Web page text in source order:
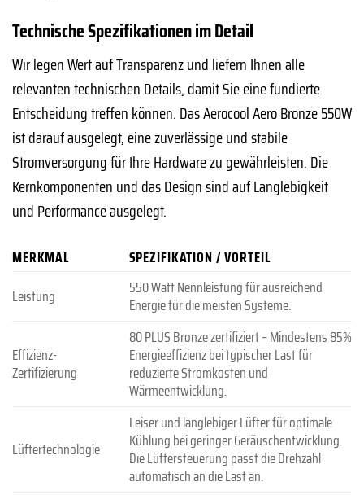
Technische Spezifikationen im Detail
Wir legen Wert auf Transparenz und liefern Ihnen alle
relevanten technischen Details, damit Sie eine fundierte
Entscheidung treffen können. Das Aerocool Aero Bronze 550W
ist darauf ausgelegt, eine zuverlässige und stabile
Stromversorgung für Ihre Hardware zu gewährleisten. Die
Kernkomponenten und das Design sind auf Langlebigkeit
und Performance ausgelegt.
MERKMAL
SPEZIFIKATION / VORTEIL
Leistung
550 Watt Nennleistung für ausreichend
Energie für die meisten Systeme.
Effizienz-
Zertifizierung
80 PLUS Bronze zertifiziert – Mindestens 85%
Energieeffizienz bei typischer Last für
reduzierte Stromkosten und
Wärmeentwicklung.
Lüftertechnologie
Leiser und langlebiger Lüfter für optimale
Kühlung bei geringer Geräuschentwicklung.
Die Lüftersteuerung passt die Drehzahl
automatisch an die Last an.